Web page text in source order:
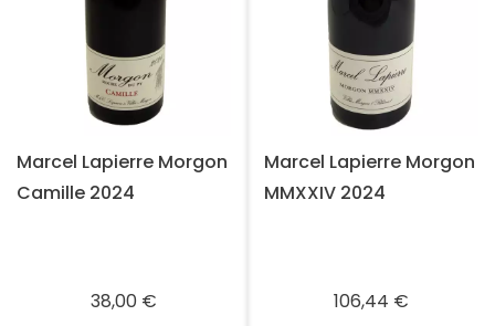
Marcel Lapierre Morgon
Camille 2024
38,00 €
Marcel Lapierre Morgon
MMXXIV 2024
106,44 €